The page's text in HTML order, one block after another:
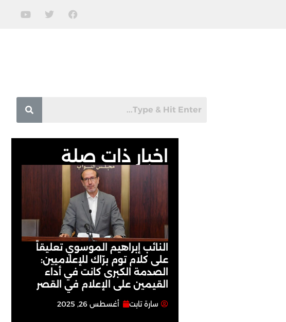
اخبار ذات صلة
النائب إبراهيم الموسوي تعليقاً
على كلام توم برّاك للإعلاميين:
الصدمة الكبرى كانت في أداء
القيمين على ‏الإعلام في القصر
سارة تابت أغسطس 26, 2025